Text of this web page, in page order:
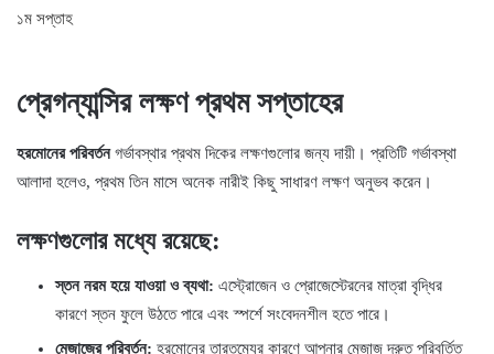
প্রেগন্যান্সির লক্ষণ প্রথম সপ্তাহের
হরমোনের পরিবর্তনগর্ভাবস্থার প্রথম দিকের লক্ষণগুলোর জন্য দায়ী। প্রতিটি গর্ভাবস্থা
আলাদা হলেও, প্রথম তিন মাসে অনেক নারীই কিছু সাধারণ লক্ষণ অনুভব করেন।
লক্ষণগুলোর মধ্যে রয়েছে:
স্তন নরম হয়ে যাওয়া ও ব্যথা: এস্ট্রোজেন ও প্রোজেস্টেরনের মাত্রা বৃদ্ধির
কারণে স্তন ফুলে উঠতে পারে এবং স্পর্শে সংবেদনশীল হতে পারে।
মেজাজের পরিবর্তন: হরমোনের তারতম্যের কারণে আপনার মেজাজ দ্রুত পরিবর্তিত